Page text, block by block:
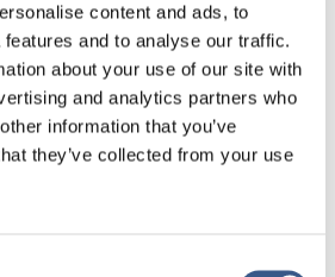
content and ads, to
and to analyse our traffic.
about your use of our site with
and analytics partners who
information that you’ve
they’ve collected from your use
näringslivet och
säger om integration
befolkningsutveckling
är begränsade.